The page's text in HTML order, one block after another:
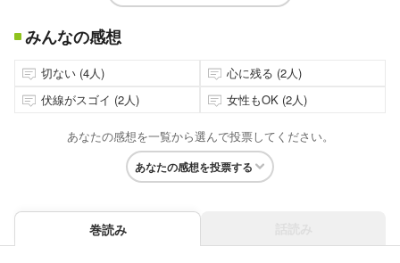
みんなの感想
切ない (4人)
心に残る (2人)
伏線がスゴイ (2人)
女性もOK (2人)
あなたの感想を一覧から選んで投票してください。
あなたの感想を投票する
巻読み